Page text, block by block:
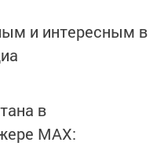
и интересным в
в
MАХ: